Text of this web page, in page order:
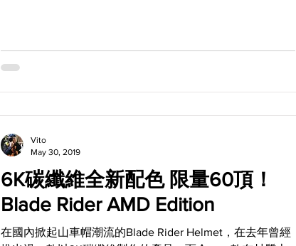
6K碳纖維全新配色 限量60頂！
Blade Rider AMD Edition
在國內掀起山車帽潮流的Blade Rider Helmet，在去年曾經
Vito
May 30, 2019